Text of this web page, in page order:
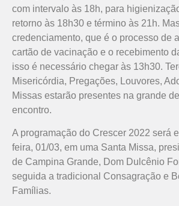
com intervalo às 18h, para
retorno às 18h30 e término às 21h.
credenciamento, que é o processo de
cartão de vacinação e o recebimento
isso é necessário chegar às 13h30.
Misericórdia, Pregações, Louvores,
Missas estarão presentes na grande
encontro.
A programação do Crescer 2022 será
feira, 01/03, em uma Santa Missa,
de Campina Grande, Dom Dulcênio
seguida a tradicional Consagração e
Famílias.